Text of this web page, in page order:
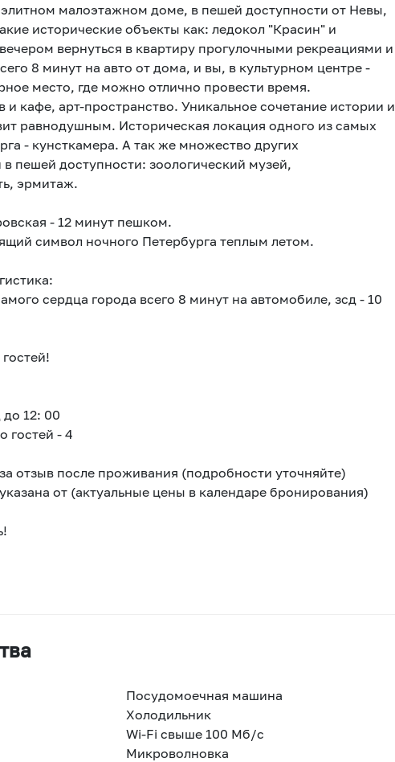
малоэтажном доме, в пешей доступности от Невы,
исторические объекты как: ледокол "Красин" и
вернуться в квартиру прогулочными рекреациями и
8 минут на авто от дома, и вы, в культурном центре -
место, где можно отлично провести время.
и кафе, арт-пространство. Уникальное сочетание истории и
равнодушным. Историческая локация одного из самых
- кунсткамера. А так же множество других
пешей доступности: зоологический музей,
эрмитаж.
- 12 минут пешком.
символ ночного Петербурга теплым летом.
сердца города всего 8 минут на автомобиле, зсд - 10
до 12: 00
гостей - 4
отзыв после проживания (подробности уточняйте)
от (актуальные цены в календаре бронирования)
Посудомоечная машина
Холодильник
Wi-Fi свыше 100 Мб/с
Микроволновка